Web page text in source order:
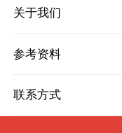
关于我们
参考资料
联系方式